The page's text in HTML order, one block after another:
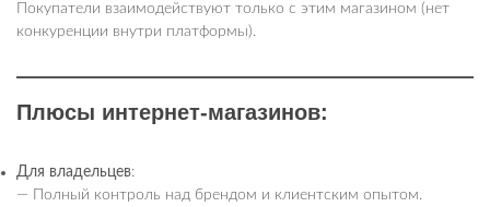
Покупатели взаимодействуют только с этим магазином (нет
конкуренции внутри платформы).
Плюсы интернет-магазинов:
Для владельцев:
— Полный контроль над брендом и клиентским опытом.